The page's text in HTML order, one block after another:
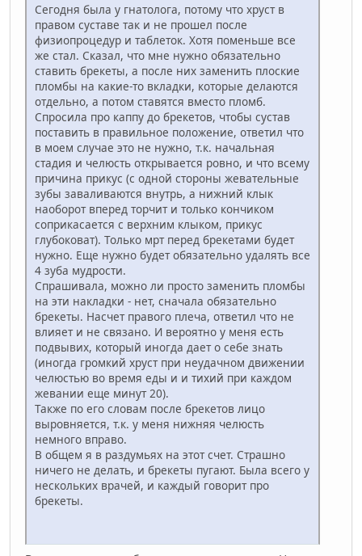
Сегодня была у гнатолога, потому что хруст в
правом суставе так и не прошел после
физиопроцедур и таблеток. Хотя поменьше все
же стал. Сказал, что мне нужно обязательно
ставить брекеты, а после них заменить плоские
пломбы на какие-то вкладки, которые делаются
отдельно, а потом ставятся вместо пломб.
Спросила про каппу до брекетов, чтобы сустав
поставить в правильное положение, ответил что
в моем случае это не нужно, т.к. начальная
стадия и челюсть открывается ровно, и что всему
причина прикус (с одной стороны жевательные
зубы заваливаются внутрь, а нижний клык
наоборот вперед торчит и только кончиком
соприкасается с верхним клыком, прикус
глубоковат). Только мрт перед брекетами будет
нужно. Еще нужно будет обязательно удалять все
4 зуба мудрости.
Спрашивала, можно ли просто заменить пломбы
на эти накладки - нет, сначала обязательно
брекеты. Насчет правого плеча, ответил что не
влияет и не связано. И вероятно у меня есть
подвывих, который иногда дает о себе знать
(иногда громкий хруст при неудачном движении
челюстью во время еды и и тихий при каждом
жевании еще минут 20).
Также по его словам после брекетов лицо
выровняется, т.к. у меня нижняя челюсть
немного вправо.
В общем я в раздумьях на этот счет. Страшно
ничего не делать, и брекеты пугают. Была всего у
нескольких врачей, и каждый говорит про
брекеты.